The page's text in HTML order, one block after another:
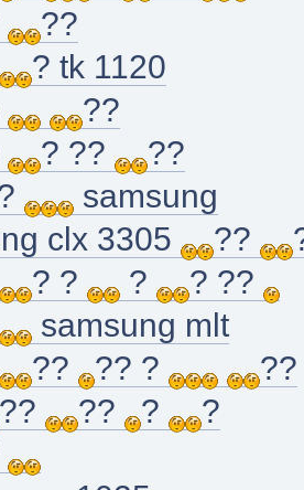
??
? tk 1120
??
? ??
??
samsung
clx 3305
??
? ? ?
? ??
samsung mlt
?? ?? ?
??
?? ?? ?
?